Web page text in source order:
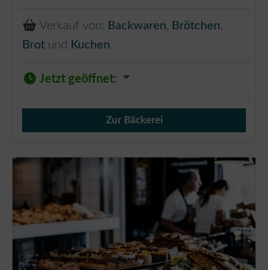
Verkauf von: Backwaren, Brötchen,
Brot und Kuchen
Jetzt geöffnet:
Verkauf von Brötchen,
Zur Bäckerei